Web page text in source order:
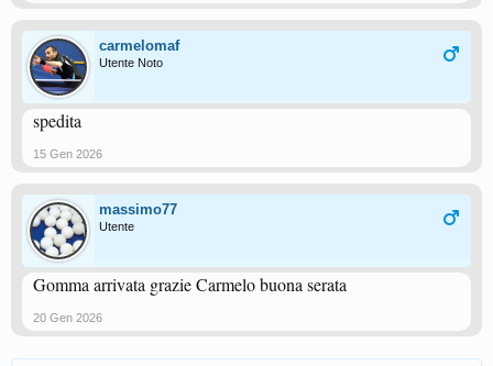
carmelomaf
Utente Noto
spedita
15 Gen 2026
massimo77
Utente
Gomma arrivata grazie Carmelo buona serata
20 Gen 2026